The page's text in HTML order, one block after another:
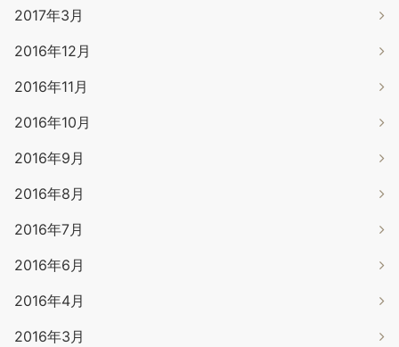
2017年3月
2016年12月
2016年11月
2016年10月
2016年9月
2016年8月
2016年7月
2016年6月
2016年4月
2016年3月